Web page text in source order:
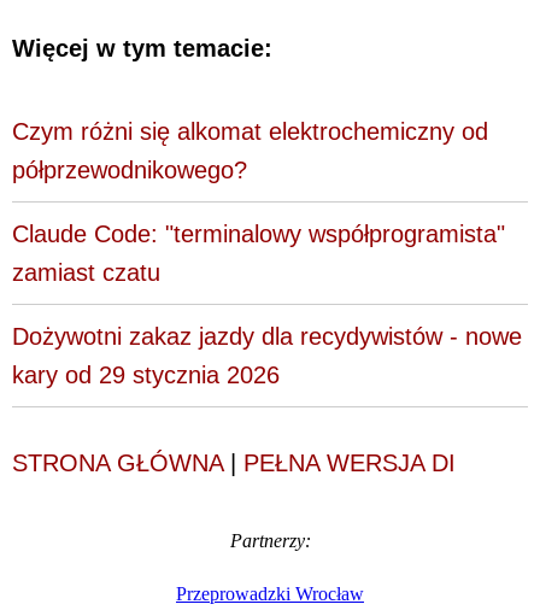
Więcej w tym temacie:
Czym różni się alkomat elektrochemiczny od
półprzewodnikowego?
Claude Code: "terminalowy współprogramista"
zamiast czatu
Dożywotni zakaz jazdy dla recydywistów - nowe
kary od 29 stycznia 2026
STRONA GŁÓWNA| PEŁNA WERSJA DI
Partnerzy:
Przeprowadzki Wrocław